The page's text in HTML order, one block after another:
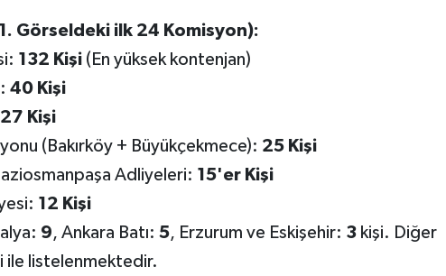
Görseldeki ilk 24 Komisyon):
132 Kişi(En yüksek kontenjan)
40 Kişi
27 Kişi
(Bakırköy + Büyükçekmece): 25 Kişi
Adliyeleri: 15'er Kişi
12 Kişi
9, Ankara Batı: 5, Erzurum ve Eskişehir: 3kişi. Diğer
ile listelenmektedir.